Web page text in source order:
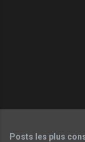
e
Posts les plus